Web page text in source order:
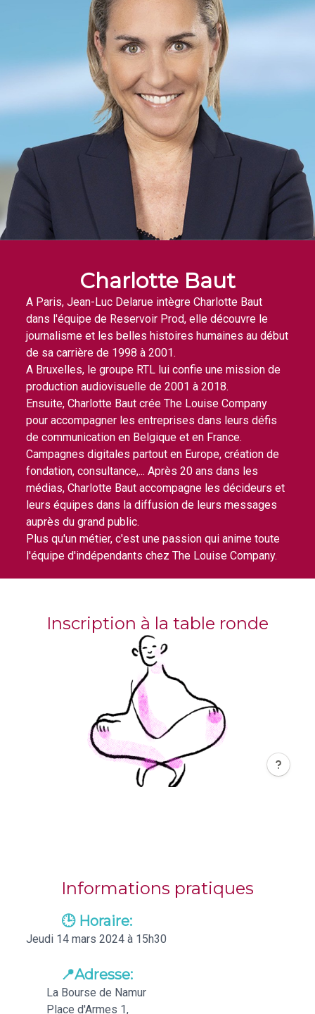
Charlotte Baut
A Paris, Jean-Luc Delarue intègre Charlotte Baut
dans l'équipe de Reservoir Prod, elle découvre le
journalisme et les belles histoires humaines au début
de sa carrière de 1998 à 2001.
A Bruxelles, le groupe RTL lui confie une mission de
production audiovisuelle de 2001 à 2018.
Ensuite, Charlotte Baut crée The Louise Company
pour accompagner les entreprises dans leurs défis
de communication en Belgique et en France.
Campagnes digitales partout en Europe, création de
fondation, consultance,... Après 20 ans dans les
médias, Charlotte Baut accompagne les décideurs et
leurs équipes dans la diffusion de leurs messages
auprès du grand public.
Plus qu'un métier, c'est une passion qui anime toute
l'équipe d'indépendants chez The Louise Company.
Inscription à la table ronde
Informations pratiques
🕒 Horaire:
Jeudi 14 mars 2024 à 15h30
📍Adresse:
La Bourse de Namur
Place d'Armes 1,